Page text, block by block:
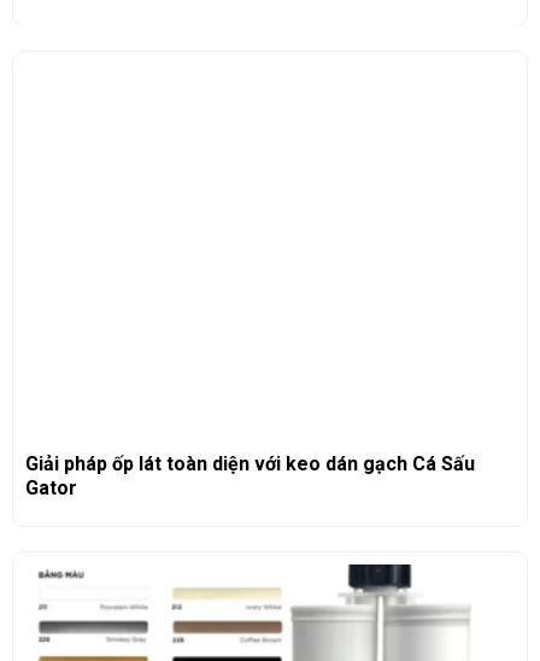
Giải pháp ốp lát toàn diện với keo dán gạch Cá Sấu
Gator